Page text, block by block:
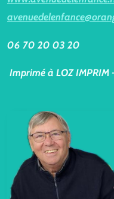
06 70 20 03 20
Imprimé à LOZ IMPRIM